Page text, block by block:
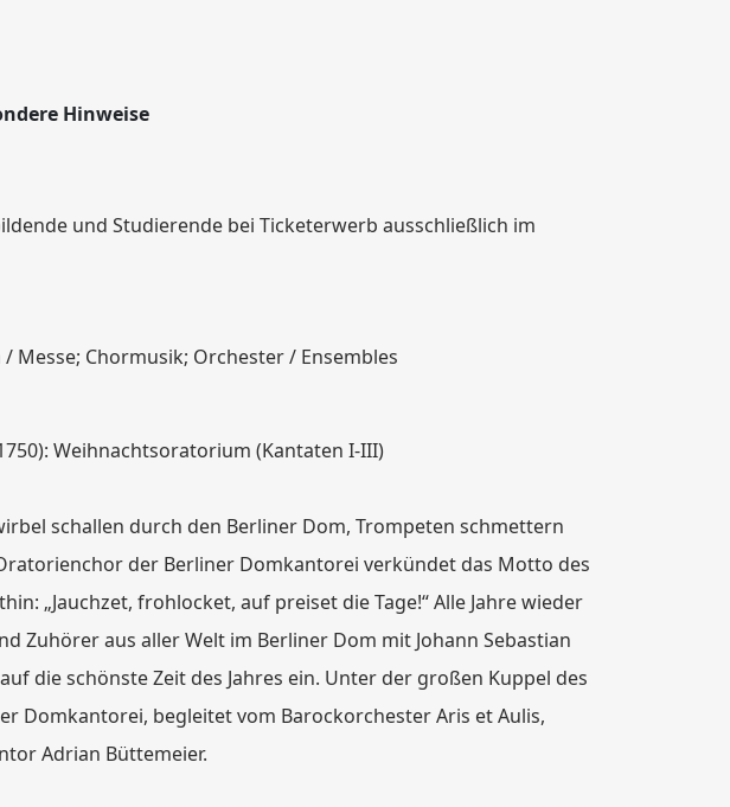
Hinweise
und Studierende bei Ticketerwerb ausschließlich im
Messe; Chormusik; Orchester / Ensembles
Weihnachtsoratorium (Kantaten I-III)
schallen durch den Berliner Dom, Trompeten schmettern
der Berliner Domkantorei verkündet das Motto des
„Jauchzet, frohlocket, auf preiset die Tage!“ Alle Jahre wieder
Zuhörer aus aller Welt im Berliner Dom mit Johann Sebastian
die schönste Zeit des Jahres ein. Unter der großen Kuppel des
Domkantorei, begleitet vom Barockorchester Aris et Aulis,
Adrian Büttemeier.